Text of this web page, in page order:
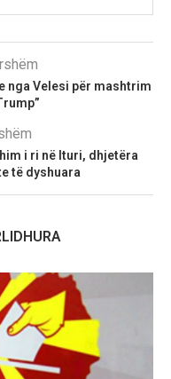
nga Velesi për mashtrim
i ri në Ituri, dhjetëra
të dyshuara